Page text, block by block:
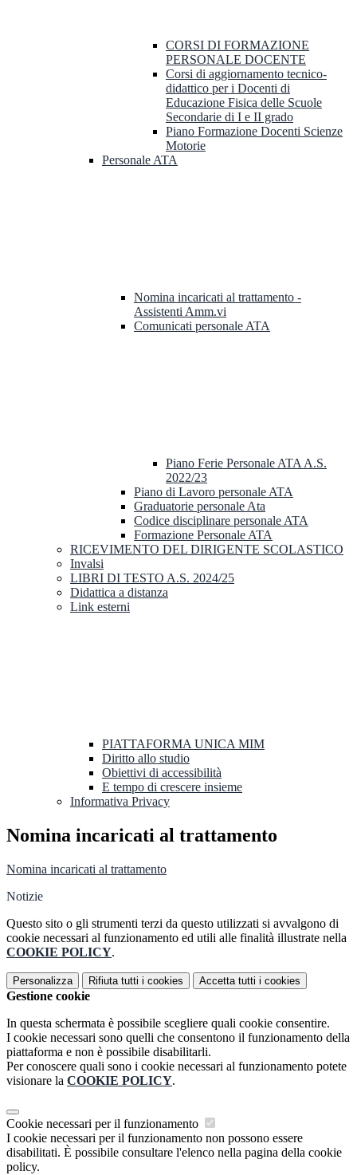
CORSI DI FORMAZIONE
PERSONALE DOCENTE
Corsi di aggiornamento tecnico-
didattico per i Docenti di
Educazione Fisica delle Scuole
Secondarie di I e II grado
Piano Formazione Docenti Scienze
Motorie
Personale ATA
Nomina incaricati al trattamento -
Assistenti Amm.vi
Comunicati personale ATA
Piano Ferie Personale ATA A.S.
2022/23
Piano di Lavoro personale ATA
Graduatorie personale Ata
Codice disciplinare personale ATA
Formazione Personale ATA
RICEVIMENTO DEL DIRIGENTE SCOLASTICO
Invalsi
LIBRI DI TESTO A.S. 2024/25
Didattica a distanza
Link esterni
PIATTAFORMA UNICA MIM
Diritto allo studio
Obiettivi di accessibilità
E tempo di crescere insieme
Informativa Privacy
Nomina incaricati al trattamento
Nomina incaricati al trattamento
Notizie
Questo sito o gli strumenti terzi da questo utilizzati si avvalgono di
cookie necessari al funzionamento ed utili alle finalità illustrate nella
COOKIE POLICY.
Personalizza Rifiuta tutti i cookies Accetta tutti i cookies
Gestione cookie
In questa schermata è possibile scegliere quali cookie consentire.
I cookie necessari sono quelli che consentono il funzionamento della
piattaforma e non è possibile disabilitarli.
Per conoscere quali sono i cookie necessari al funzionamento potete
visionare la COOKIE POLICY.
Cookie necessari per il funzionamento
I cookie necessari per il funzionamento non possono essere
disabilitati. È possibile consultare l'elenco nella pagina della cookie
policy.